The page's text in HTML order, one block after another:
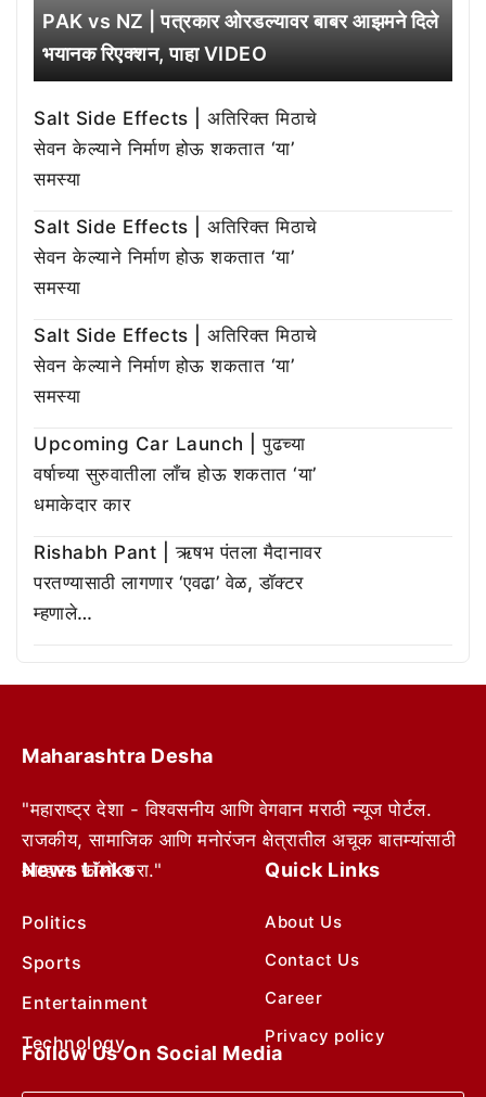
PAK vs NZ | पत्रकार ओरडल्यावर बाबर आझमने दिले
भयानक रिएक्शन, पाहा VIDEO
Salt Side Effects | अतिरिक्त मिठाचे
सेवन केल्याने निर्माण होऊ शकतात ‘या’
समस्या
Salt Side Effects | अतिरिक्त मिठाचे
सेवन केल्याने निर्माण होऊ शकतात ‘या’
समस्या
Salt Side Effects | अतिरिक्त मिठाचे
सेवन केल्याने निर्माण होऊ शकतात ‘या’
समस्या
Upcoming Car Launch | पुढच्या
वर्षाच्या सुरुवातीला लाँच होऊ शकतात ‘या’
धमाकेदार कार
Rishabh Pant | ऋषभ पंतला मैदानावर
परतण्यासाठी लागणार ‘एवढा’ वेळ, डॉक्टर
म्हणाले…
Maharashtra Desha
"महाराष्ट्र देशा - विश्वसनीय आणि वेगवान मराठी न्यूज पोर्टल.
राजकीय, सामाजिक आणि मनोरंजन क्षेत्रातील अचूक बातम्यांसाठी
आम्हाला फॉलो करा."
News Links
Politics
Sports
Entertainment
Technology
Quick Links
About Us
Contact Us
Career
Privacy policy
Follow Us On Social Media